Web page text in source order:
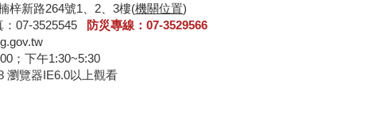
梓新路264號1、2、3樓(機關位置)
07-3525545
防災專線：07-3529566
；下午1:30~5:30
1024*768 瀏覽器IE6.0以上觀看